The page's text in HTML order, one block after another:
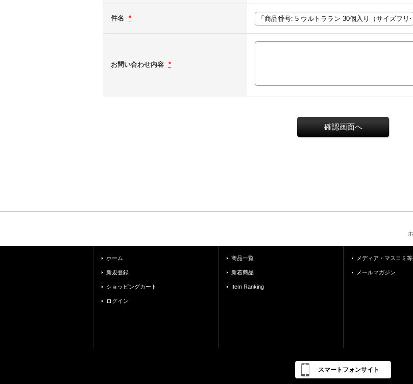
件名 *
お問い合わせ内容 *
ホーム
新規登録
ショッピングカート
ログイン
商品一覧
新着商品
Item Ranking
メディア・マスコミ
メールマガジン
スマートフォンサイト